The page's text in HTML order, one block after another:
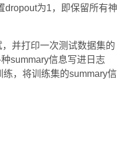
dropout为1，即保留所有神
并打印一次测试数据集的
summary信息写进日志
练， 将训练集的summary信